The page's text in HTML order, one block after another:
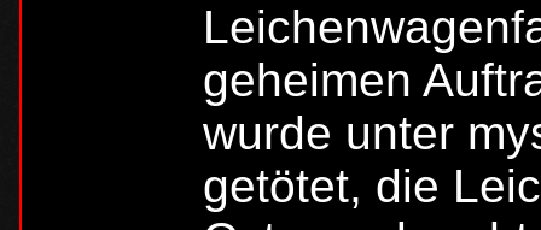
geheimen
wurde unter
getötet, die